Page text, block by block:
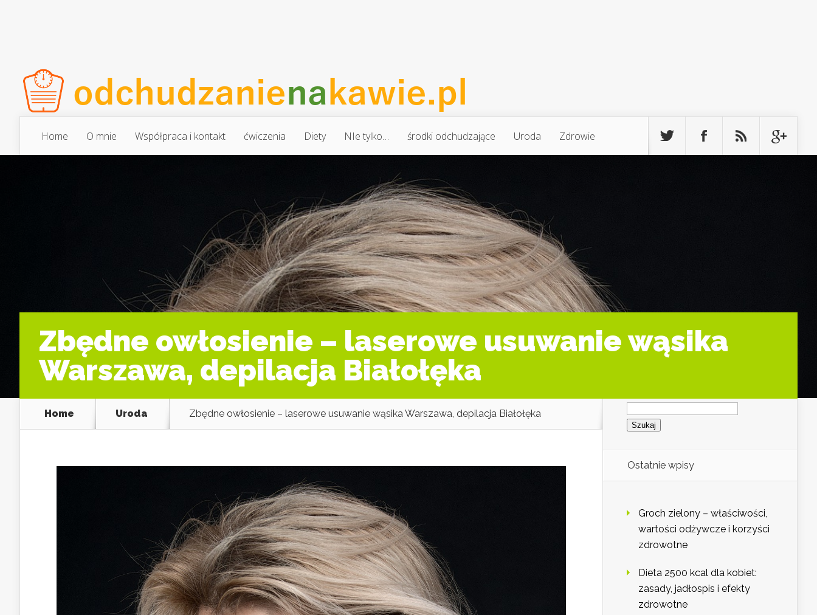
Home O mnie Współpraca i kontakt ćwiczenia Diety NIe tylko… środki odchudzające Uroda Zdrowie
Zbędne owłosienie – laserowe usuwanie wąsika
Warszawa, depilacja Białołęka
Home Uroda Zbędne owłosienie – laserowe usuwanie wąsika Warszawa, depilacja Białołęka
Szukaj:
Ostatnie wpisy
Groch zielony – właściwości,
wartości odżywcze i korzyści
zdrowotne
Dieta 2500 kcal dla kobiet:
zasady, jadłospis i efekty
zdrowotne